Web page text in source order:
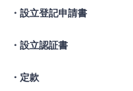
・設立登記申請書
・設立認証書
・定款